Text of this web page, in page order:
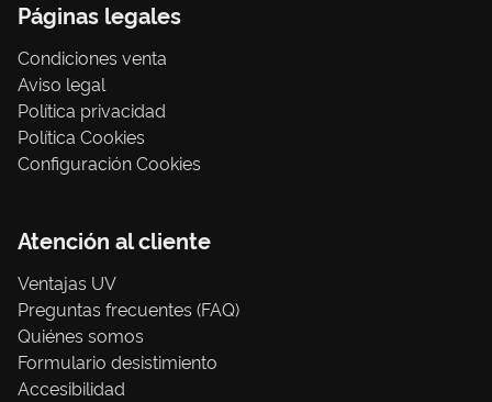
Páginas legales
Condiciones venta
Aviso legal
Política privacidad
Política Cookies
Configuración Cookies
Atención al cliente
Ventajas UV
Preguntas frecuentes (FAQ)
Quiénes somos
Formulario desistimiento
Accesibilidad